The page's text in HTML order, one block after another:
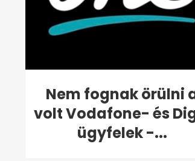
Nem fognak örülni
volt Vodafone- és
ügyfelek -...